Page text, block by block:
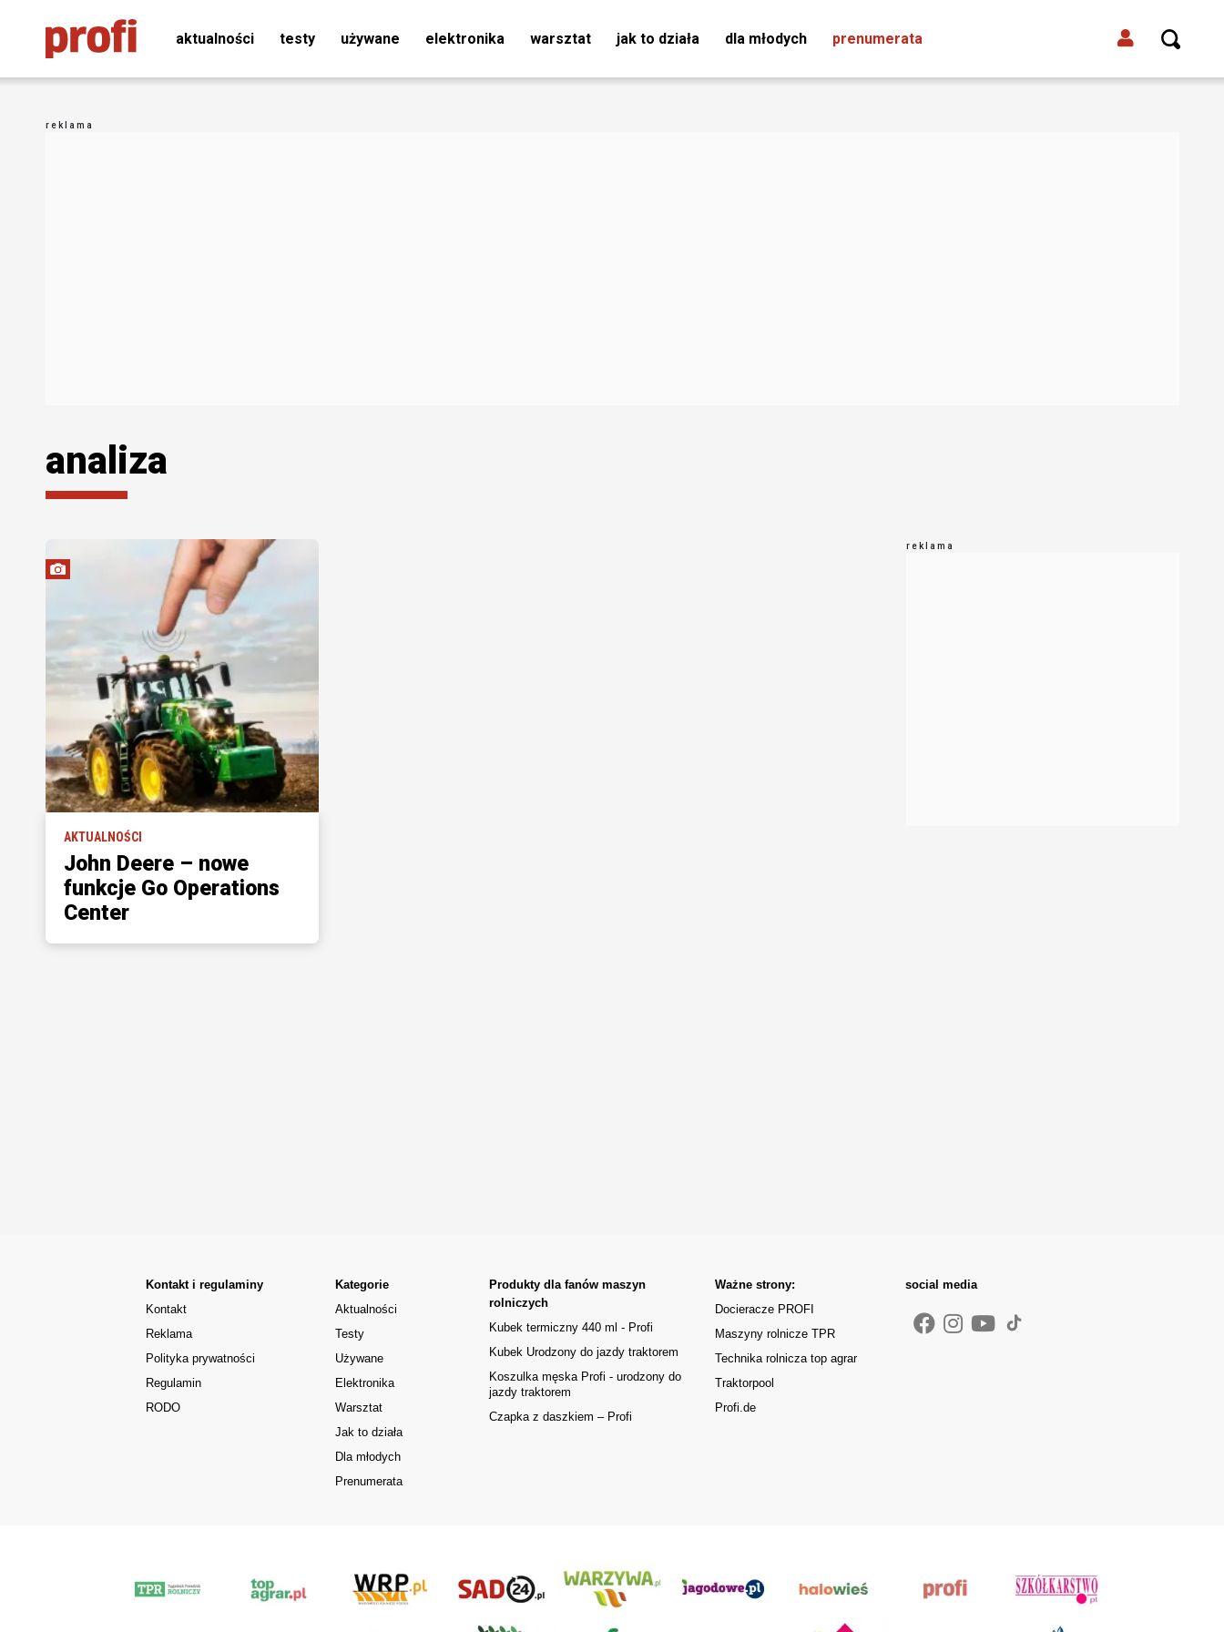
aktualności testy używane elektronika warsztat jak to działa dla młodych prenumerata
analiza
AKTUALNOŚCI
John Deere – nowe
funkcje Go Operations
Center
Kontakt i regulaminy
Kontakt
Reklama
Polityka prywatności
Regulamin
RODO
Kategorie
Aktualności
Testy
Używane
Elektronika
Warsztat
Jak to działa
Dla młodych
Prenumerata
Produkty dla fanów maszyn
rolniczych
Kubek termiczny 440 ml - Profi
Kubek Urodzony do jazdy traktorem
Koszulka męska Profi - urodzony do
jazdy traktorem
Czapka z daszkiem – Profi
Ważne strony:
Docieracze PROFI
Maszyny rolnicze TPR
Technika rolnicza top agrar
Traktorpool
Profi.de
social media